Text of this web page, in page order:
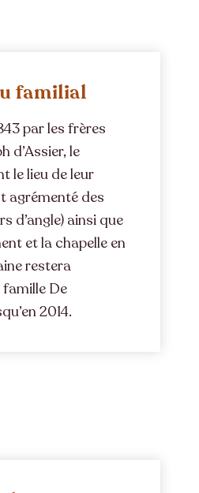
familial
par les frères
d’Assier, le
le lieu de leur
agrémenté des
d’angle) ainsi que
et la chapelle en
restera
De
2014.